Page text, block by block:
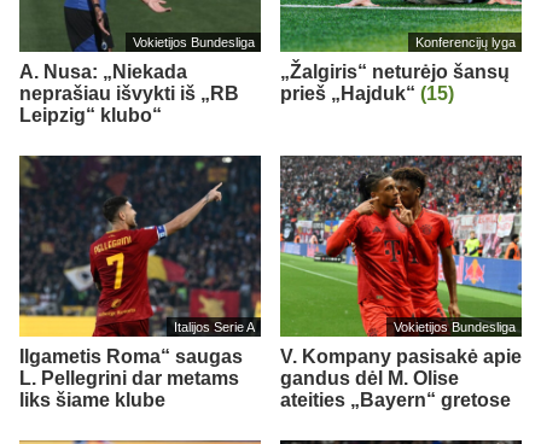
Vokietijos Bundesliga
A. Nusa: „Niekada
neprašiau išvykti iš „RB
Leipzig“ klubo“
Konferencijų lyga
„Žalgiris“ neturėjo šansų
prieš „Hajduk“ (15)
Italijos Serie A
Ilgametis Roma“ saugas
L. Pellegrini dar metams
liks šiame klube
Vokietijos Bundesliga
V. Kompany pasisakė apie
gandus dėl M. Olise
ateities „Bayern“ gretose